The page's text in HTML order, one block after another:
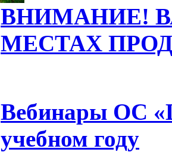
ВНИМАНИЕ!
МЕСТАХ
Вебинары ОС
учебном году